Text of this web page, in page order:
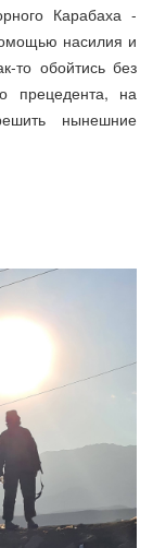
Карабаха -
насилия и
то обойтись без
прецедента, на
нынешние